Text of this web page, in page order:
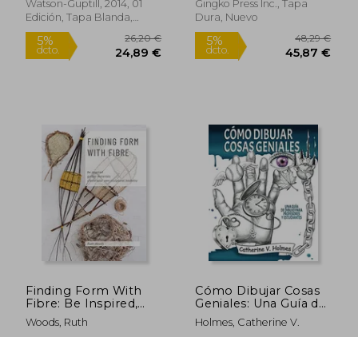
Watson-Guptill, 2014, 01
Edición, Tapa Blanda,
Nuevo
Gingko Press Inc., Tapa
Dura, Nuevo
Finding Form With
Fibre: Be Inspired,
Gather Materials, and
Create Your own
Woods, Ruth
Cómo Dibujar Cosas
Geniales: Una Guía de
Dibujo Para
Profesores y
Holmes, Catherine V.